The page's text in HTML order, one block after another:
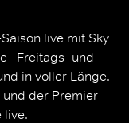
live mit Sky
Freitags- und
in voller Länge.
und der Premier
live.